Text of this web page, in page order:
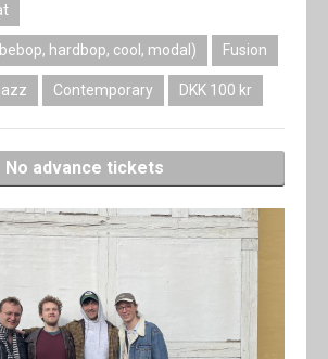
Privacy
SHOP
hardbop, cool, modal) Fusion
Contemporary DKK 100 kr
No advance tickets